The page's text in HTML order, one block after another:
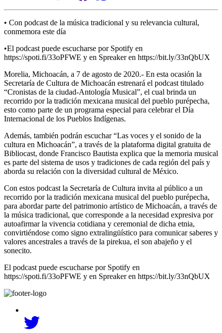
• Con podcast de la música tradicional y su relevancia cultural,
conmemora este día
•El podcast puede escucharse por Spotify en
https://spoti.fi/33oPFWE y en Spreaker en https://bit.ly/33nQbUX
Morelia, Michoacán, a 7 de agosto de 2020.- En esta ocasión la
Secretaría de Cultura de Michoacán estrenará el podcast titulado
“Cronistas de la ciudad-Antología Musical”, el cual brinda un
recorrido por la tradición mexicana musical del pueblo purépecha,
esto como parte de un programa especial para celebrar el Día
Internacional de los Pueblos Indígenas.
Además, también podrán escuchar “Las voces y el sonido de la
cultura en Michoacán”, a través de la plataforma digital gratuita de
Bibliocast, donde Francisco Bautista explica que la memoria musical
es parte del sistema de usos y tradiciones de cada región del país y
aborda su relación con la diversidad cultural de México.
Con estos podcast la Secretaría de Cultura invita al público a un
recorrido por la tradición mexicana musical del pueblo purépecha,
para abordar parte del patrimonio artístico de Michoacán, a través de
la música tradicional, que corresponde a la necesidad expresiva por
autoafirmar la vivencia cotidiana y ceremonial de dicha etnia,
convirtiéndose como signo extralingüístico para comunicar saberes y
valores ancestrales a través de la pirekua, el son abajeño y el
sonecito.
El podcast puede escucharse por Spotify en
https://spoti.fi/33oPFWE y en Spreaker en https://bit.ly/33nQbUX